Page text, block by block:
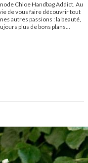
Chloe Handbag Addict. Au
de vous faire découvrir tout
autres passions : la beauté,
plus de bons plans...